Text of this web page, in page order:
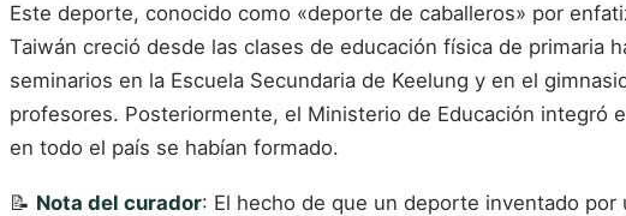
Este deporte, conocido como «deporte de caballeros» por
Taiwán creció desde las clases de educación física de primaria
seminarios en la Escuela Secundaria de Keelung y en el
profesores. Posteriormente, el Ministerio de Educación integró
en todo el país se habían formado.
📝 Nota del curador: El hecho de que un deporte inventado